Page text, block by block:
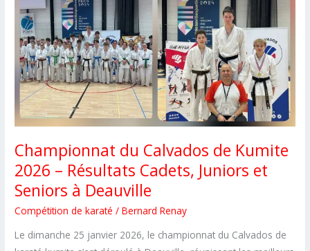
Championnat du Calvados de Kumite
2026 – Résultats Cadets, Juniors et
Seniors à Deauville
Compétition de karaté /Bernard Renay
Le dimanche 25 janvier 2026, le championnat du Calvados de